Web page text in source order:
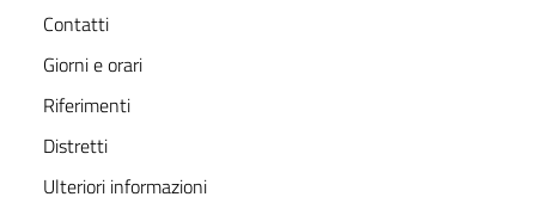
Contatti
Giorni e orari
Riferimenti
Distretti
Ulteriori informazioni